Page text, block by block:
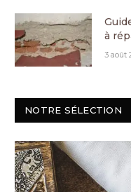
à
3 août
NOTRE SÉLECTION